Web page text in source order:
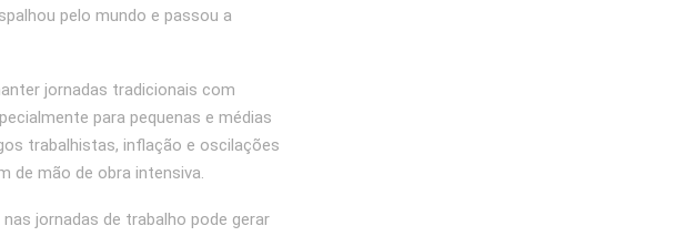
pelo mundo e passou a
jornadas tradicionais com
para pequenas e médias
trabalhistas, inflação e oscilações
de mão de obra intensiva.
jornadas de trabalho pode gerar